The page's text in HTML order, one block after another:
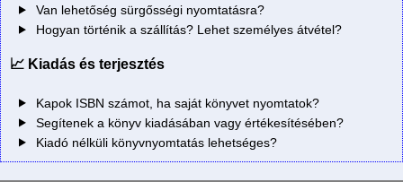
Van lehetőség sürgősségi nyomtatásra?
Hogyan történik a szállítás? Lehet személyes átvétel?
📈 Kiadás és terjesztés
Kapok ISBN számot, ha saját könyvet nyomtatok?
Segítenek a könyv kiadásában vagy értékesítésében?
Kiadó nélküli könyvnyomtatás lehetséges?